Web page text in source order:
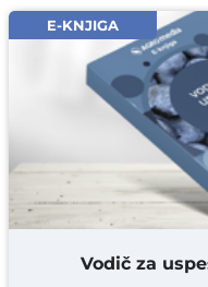
Email* obavezno
Komentar* obavezno
E-KNJIGA
Vodič za